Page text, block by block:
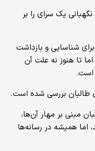
یک سرای را بر
شناسایی و بازداشت
اما تا هنوز نه علت آن
است.
طالبان بررسی شده است.
مبنی بر مهار آن‌ها،
اما همیشه در رسانه‌ها